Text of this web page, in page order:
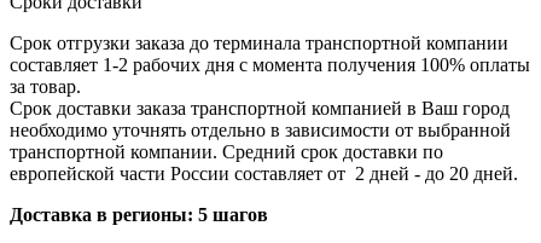
Срок отгрузки заказа до терминала транспортной компании
составляет 1-2 рабочих дня с момента получения 100% оплаты
за товар.
Срок доставки заказа транспортной компанией в Ваш город
необходимо уточнять отдельно в зависимости от выбранной
транспортной компании. Средний срок доставки по
европейской части России составляет от 2 дней - до 20 дней.
Доставка в регионы: 5 шагов